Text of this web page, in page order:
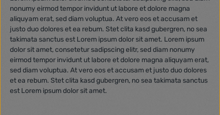
nonumy eirmod tempor invidunt ut labore et dolore magna
aliquyam erat, sed diam voluptua. At vero eos et accusam et
justo duo dolores et ea rebum. Stet clita kasd gubergren, no sea
takimata sanctus est Lorem ipsum dolor sit amet. Lorem ipsum
dolor sit amet, consetetur sadipscing elitr, sed diam nonumy
eirmod tempor invidunt ut labore et dolore magna aliquyam erat,
sed diam voluptua. At vero eos et accusam et justo duo dolores
et ea rebum. Stet clita kasd gubergren, no sea takimata sanctus
est Lorem ipsum dolor sit amet.